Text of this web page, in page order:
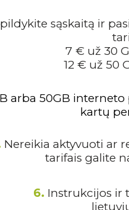
sąskaitą ir
7 € už 30
12 € už 50
arba 50GB
kartų
Nereikia aktyvuoti ar
tarifais galite
6. Instrukcijos ir